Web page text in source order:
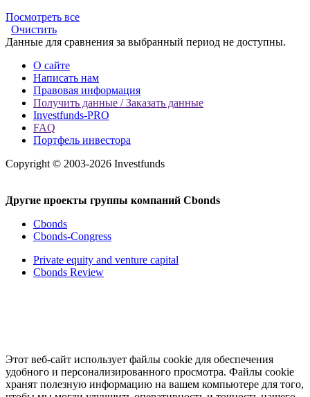
Посмотреть все
Очистить
Данные для сравнения за выбранный период не доступны.
О сайте
Написать нам
Правовая информация
Получить данные / Заказать данные
Investfunds-PRO
FAQ
Портфель инвестора
Copyright © 2003-2026 Investfunds
Другие проекты группы компаний Cbonds
Cbonds
Cbonds-Congress
Private equity and venture capital
Cbonds Review
Этот веб-сайт использует файлы cookie для обеспечения
удобного и персонализированного просмотра. Файлы cookie
хранят полезную информацию на вашем компьютере для того,